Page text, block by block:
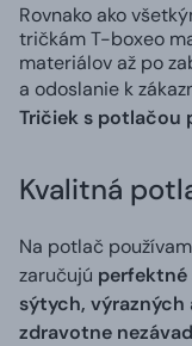
Rovnako ako
tričkám T-boxeo
materiálov až po
a odoslanie k
Tričiek s potlačou
Kvalitná
Na potlač
zaručujú
sýtych,
zdravotne